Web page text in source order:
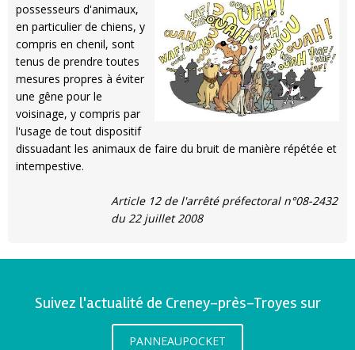
possesseurs d'animaux,
en particulier de chiens, y
compris en chenil, sont
tenus de prendre toutes
mesures propres à éviter
une gêne pour le
voisinage, y compris par
l'usage de tout dispositif
dissuadant les animaux de faire du bruit de manière répétée et
intempestive.
Article 12 de l'arrêté préfectoral n°08-2432
du 22 juillet 2008
Suivez l'actualité de Creney-près-Troyes sur
PANNEAUPOCKET